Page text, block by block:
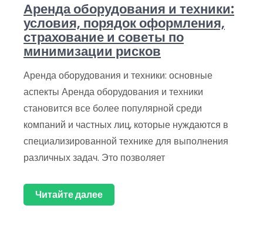
Аренда оборудования и техники:
условия, порядок оформления,
страхование и советы по
минимизации рисков
Аренда оборудования и техники: основные
аспекты Аренда оборудования и техники
становится все более популярной среди
компаний и частных лиц, которые нуждаются в
специализированной технике для выполнения
различных задач. Это позволяет
Читайте далее